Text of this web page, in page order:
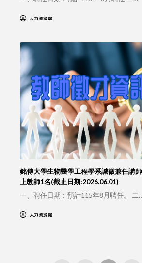
人力資源處
銘傳大學生物醫學工程學系誠徵兼任講
上教師1名(截止日期:2026.06.01)
一、聘任日期：預計115年8月聘任。 二
人力資源處